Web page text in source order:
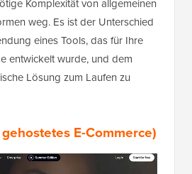
Komplexität von allgemeinen
weg. Es ist der Unterschied
eines Tools, das für Ihre
entwickelt wurde, und dem
Lösung zum Laufen zu
E-Commerce)